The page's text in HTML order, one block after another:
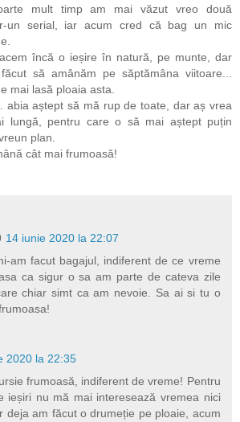
mult timp am mai văzut vreo două
un serial, iar acum cred că bag un mic
încă o ieșire în natură, pe munte, dar
să amânăm pe săptămâna viitoare...
mai lasă ploaia asta.
abia aștept să mă rup de toate, dar aș vrea
lungă, pentru care o să mai aștept puțin
plan.
cât mai frumoasă!
14 iunie 2020 la 22:07
am facut bagajul, indiferent de ce vreme
ca sigur o sa am parte de cateva zile
chiar simt ca am nevoie. Sa ai si tu o
2020 la 22:35
frumoasă, indiferent de vreme! Pentru
ieșiri nu mă mai interesează vremea nici
deja am făcut o drumeție pe ploaie, acum